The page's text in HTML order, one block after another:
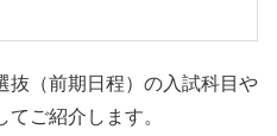
抜（前期日程）の入試科目や
ご紹介します。